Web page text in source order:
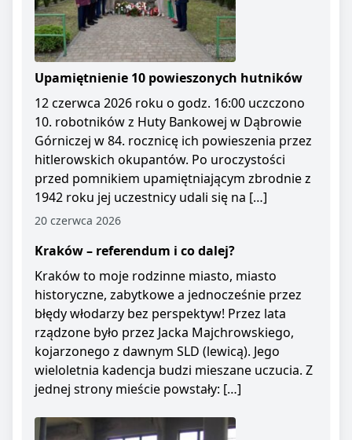
Upamiętnienie 10 powieszonych hutników
12 czerwca 2026 roku o godz. 16:00 uczczono
10. robotników z Huty Bankowej w Dąbrowie
Górniczej w 84. rocznicę ich powieszenia przez
hitlerowskich okupantów. Po uroczystości
przed pomnikiem upamiętniającym zbrodnie z
1942 roku jej uczestnicy udali się na […]
20 czerwca 2026
Kraków – referendum i co dalej?
Kraków to moje rodzinne miasto, miasto
historyczne, zabytkowe a jednocześnie przez
błędy włodarzy bez perspektyw! Przez lata
rządzone było przez Jacka Majchrowskiego,
kojarzonego z dawnym SLD (lewicą). Jego
wieloletnia kadencja budzi mieszane uczucia. Z
jednej strony mieście powstały: […]